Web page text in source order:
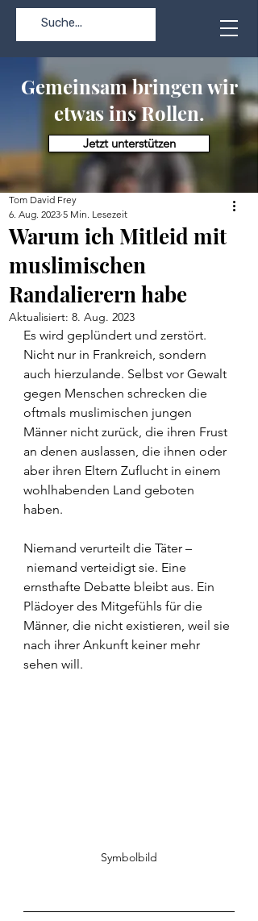
Gemeinsam bringen wir
etwas ins Rollen.
Jetzt unterstützen
Warum ich Mitleid mit
muslimischen
Randalierern habe
Tom David Frey
6. Aug. 2023 5 Min. Lesezeit
Aktualisiert: 8. Aug. 2023
Es wird geplündert und zerstört.
Nicht nur in Frankreich, sondern
auch hierzulande. Selbst vor Gewalt
gegen Menschen schrecken die
oftmals muslimischen jungen
Männer nicht zurück, die ihren Frust
an denen auslassen, die ihnen oder
aber ihren Eltern Zuflucht in einem
wohlhabenden Land geboten
haben.
Niemand verurteilt die Täter –
niemand verteidigt sie. Eine
ernsthafte Debatte bleibt aus. Ein
Plädoyer des Mitgefühls für die
Männer, die nicht existieren, weil sie
nach ihrer Ankunft keiner mehr
sehen will.
Symbolbild